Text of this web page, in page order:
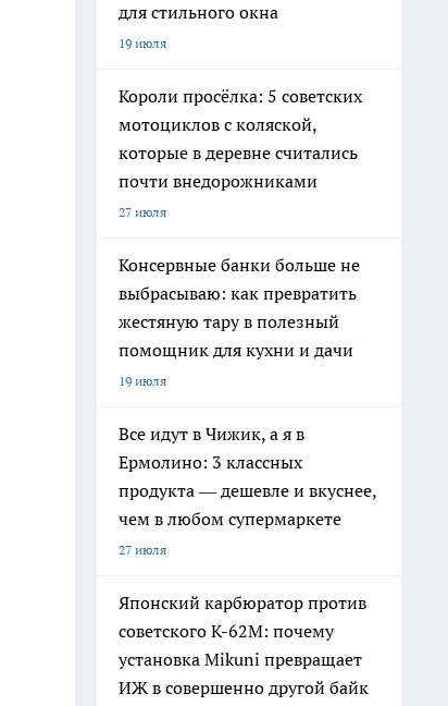
для стильного окна
19 июля
Короли просёлка: 5 советских
мотоциклов с коляской,
которые в деревне считались
почти внедорожниками
27 июля
Консервные банки больше не
выбрасываю: как превратить
жестяную тару в полезный
помощник для кухни и дачи
19 июля
Все идут в Чижик, а я в
Ермолино: 3 классных
продукта — дешевле и вкуснее,
чем в любом супермаркете
27 июля
Японский карбюратор против
советского К-62М: почему
установка Mikuni превращает
ИЖ в совершенно другой байк